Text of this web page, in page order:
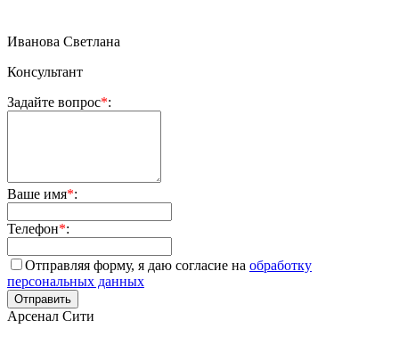
Иванова Светлана
Консультант
Задайте вопрос*:
Ваше имя*:
Телефон*:
Отправляя форму, я даю согласие на обработку
персональных данных
Арсенал Сити